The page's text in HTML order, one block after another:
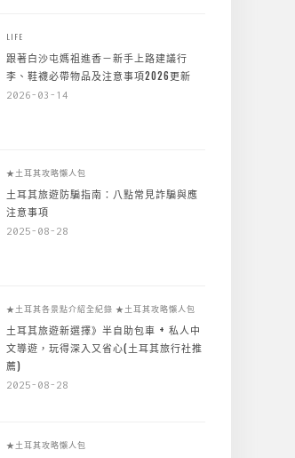
LIFE
跟著白沙屯媽祖進香－新手上路建議行
李、鞋襪必帶物品及注意事項2026更新
2026-03-14
★土耳其攻略懶人包
土耳其旅遊防騙指南：八點常見詐騙與應
注意事項
2025-08-28
★土耳其各景點介紹全紀錄 ★土耳其攻略懶人包
土耳其旅遊新選擇》半自助包車 + 私人中
文導遊，玩得深入又省心(土耳其旅行社推
薦)
2025-08-28
★土耳其攻略懶人包